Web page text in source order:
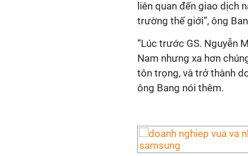
liên quan đến giao dịch
trường thế giới”, ông
“Lúc trước GS. Nguyễn
Nam nhưng xa hơn
tôn trọng, và trở thành
ông Bang nói thêm.